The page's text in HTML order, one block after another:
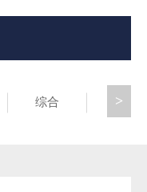
综合 昆滇
>